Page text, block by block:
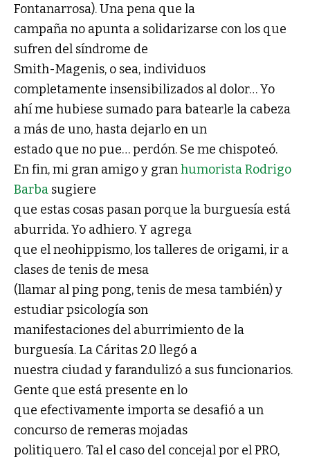
Fontanarrosa). Una pena que la
campaña no apunta a solidarizarse con los que
sufren del síndrome de
Smith-Magenis, o sea, individuos
completamente insensibilizados al dolor… Yo
ahí me hubiese sumado para batearle la cabeza
a más de uno, hasta dejarlo en un
estado que no pue… perdón. Se me chispoteó.
En fin, mi gran amigo y granhumorista Rodrigo
Barba sugiere
que estas cosas pasan porque la burguesía está
aburrida. Yo adhiero. Y agrega
que el neohippismo, los talleres de origami, ir a
clases de tenis de mesa
(llamar al ping pong, tenis de mesa también) y
estudiar psicología son
manifestaciones del aburrimiento de la
burguesía. La Cáritas 2.0 llegó a
nuestra ciudad y farandulizó a sus funcionarios.
Gente que está presente en lo
que efectivamente importa se desafió a un
concurso de remeras mojadas
politiquero. Tal el caso del concejal por el PRO,